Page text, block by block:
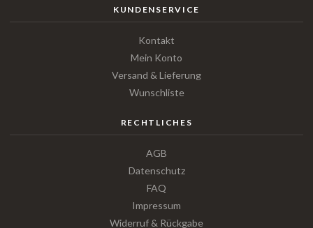
KUNDENSERVICE
Kontakt
Mein Konto
Versand & Lieferung
Wunschliste
RECHTLICHES
AGB
Datenschutz
FAQ
Impressum
Widerruf & Rückgabe